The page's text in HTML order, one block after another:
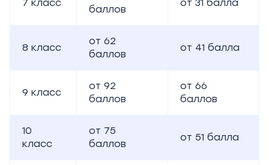
7 класс
баллов
от 31 балла
8 класс
от 62
баллов
от 41 балла
9 класс
от 92
баллов
от 66
баллов
10
класс
от 75
баллов
от 51 балла